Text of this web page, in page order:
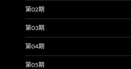
第02期
第03期
第04期
第05期